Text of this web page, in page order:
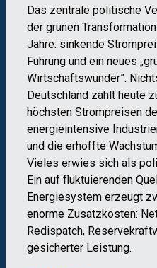
Das zentrale politische
der grünen
Jahre: sinkende
Führung und ein neues
Wirtschaftswunder”.
Deutschland zählt heute
höchsten Strompreisen
energieintensive
und die erhoffte
Vieles erwies sich als
Ein auf fluktuierenden
Energiesystem erzeugt
enorme Zusatzkosten:
Redispatch,
gesicherter Leistung.